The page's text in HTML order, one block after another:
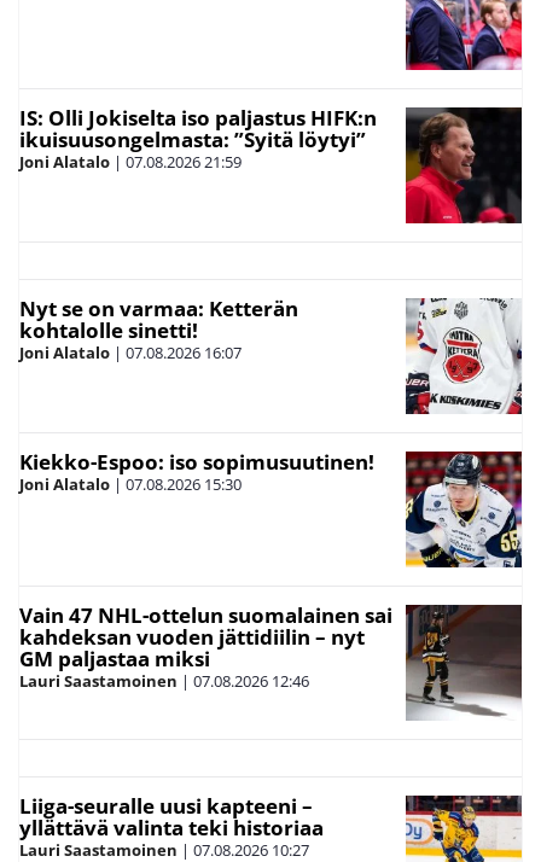
IS: Olli Jokiselta iso paljastus HIFK:n
ikuisuusongelmasta: ”Syitä löytyi”
Joni Alatalo | 07.08.202621:59
Nyt se on varmaa: Ketterän
kohtalolle sinetti!
Joni Alatalo | 07.08.2026 16:07
Kiekko-Espoo: iso sopimusuutinen!
Joni Alatalo | 07.08.2026 15:30
Vain 47 NHL-ottelun suomalainen sai
kahdeksan vuoden jättidiilin – nyt
GM paljastaa miksi
Lauri Saastamoinen | 07.08.2026 12:46
Liiga-seuralle uusi kapteeni –
yllättävä valinta teki historiaa
Lauri Saastamoinen | 07.08.2026 10:27